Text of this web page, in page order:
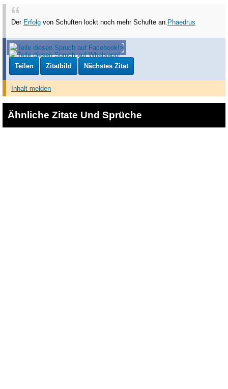
Der Erfolg von Schuften lockt noch mehr Schufte an. Phaedrus
Teilen Zitatbild Nächstes Zitat
Inhalt melden
Ähnliche Zitate Und Sprüche